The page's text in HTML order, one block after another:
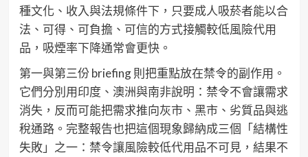
種文化、收入與法規條件下，只要成人吸菸者能以合
法、可得、可負擔、可信的方式接觸較低風險代用
品，吸煙率下降通常會更快。
第一與第三份 briefing 則把重點放在禁令的副作用。
它們分別用印度、澳洲與南非說明：禁令不會讓需求
消失，反而可能把需求推向灰市、黑市、劣質品與逃
稅通路。完整報告也把這個現象歸納成三個「結構性
失敗」之一：禁令讓風險較低代用品不可見，結果不